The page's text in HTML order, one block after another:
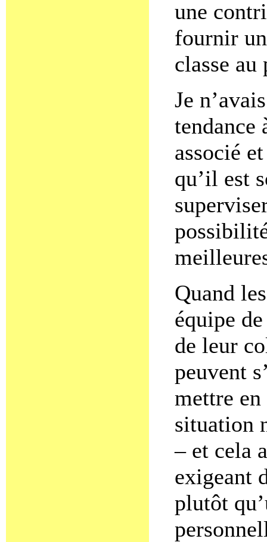
une
fournir
classe
Je
tendance
associé
qu’il est
Quand
équipe
de leur
peuvent
mettre
situation
– et cela
exigeant
plutôt